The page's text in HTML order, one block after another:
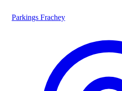
Parkings Frachey